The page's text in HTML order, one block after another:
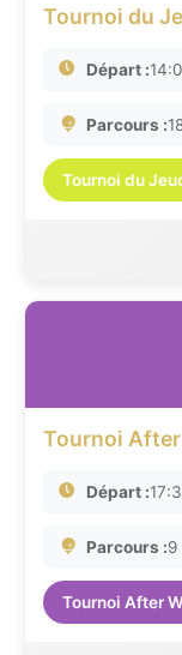
Tournoi du
Départ :
Parcours :
Tournoi du
Tournoi
Départ :
Parcours :9
Tournoi After